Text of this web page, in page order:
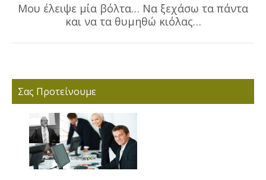
Next
post:
Μου έλειψε μία βόλτα… Να ξεχάσω τα πάντα
και να τα θυμηθώ κιόλας…
Σας Προτείνουμε